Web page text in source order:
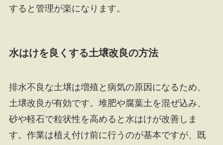
すると管理が楽になります。
水はけを良くする土壌改良の方法
排水不良な土壌は増殖と病気の原因になるため、
土壌改良が有効です。堆肥や腐葉土を混ぜ込み、
砂や軽石で粒状性を高めると水はけが改善しま
す。作業は植え付け前に行うのが基本ですが、既